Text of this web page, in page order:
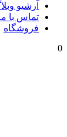
آرشیو
تماس با
فروشگاه
0